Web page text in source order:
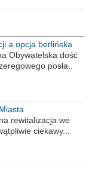
a opcja berlińska
Obywatelska dość
posła..
rewitalizacja we
ciekawy...